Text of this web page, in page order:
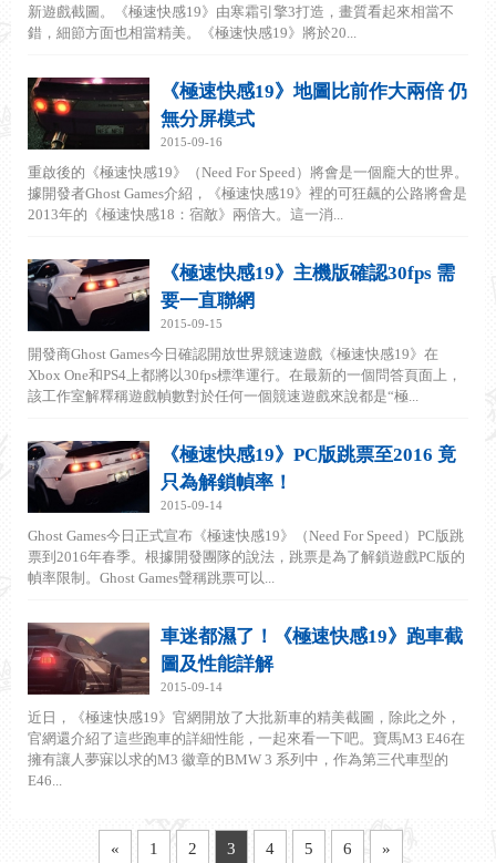
新遊戲截圖。《極速快感19》由寒霜引擎3打造，畫質看起來相當不
錯，細節方面也相當精美。《極速快感19》將於20...
《極速快感19》地圖比前作大兩倍 仍
無分屏模式
2015-09-16
重啟後的《極速快感19》（Need For Speed）將會是一個龐大的世界。
據開發者Ghost Games介紹，《極速快感19》裡的可狂飆的公路將會是
2013年的《極速快感18：宿敵》兩倍大。這一消...
《極速快感19》主機版確認30fps 需
要一直聯網
2015-09-15
開發商Ghost Games今日確認開放世界競速遊戲《極速快感19》在
Xbox One和PS4上都將以30fps標準運行。在最新的一個問答頁面上，
該工作室解釋稱遊戲幀數對於任何一個競速遊戲來說都是“極...
《極速快感19》PC版跳票至2016 竟
只為解鎖幀率！
2015-09-14
Ghost Games今日正式宣布《極速快感19》（Need For Speed）PC版跳
票到2016年春季。根據開發團隊的說法，跳票是為了解鎖遊戲PC版的
幀率限制。Ghost Games聲稱跳票可以...
車迷都濕了！《極速快感19》跑車截
圖及性能詳解
2015-09-14
近日，《極速快感19》官網開放了大批新車的精美截圖，除此之外，
官網還介紹了這些跑車的詳細性能，一起來看一下吧。寶馬M3 E46在
擁有讓人夢寐以求的M3 徽章的BMW 3 系列中，作為第三代車型的
E46...
« 1 2 3 4 5 6 »